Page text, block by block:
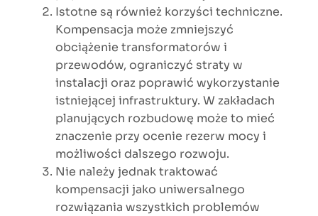
Istotne są również korzyści techniczne.
Kompensacja może zmniejszyć
obciążenie transformatorów i
przewodów, ograniczyć straty w
instalacji oraz poprawić wykorzystanie
istniejącej infrastruktury. W zakładach
planujących rozbudowę może to mieć
znaczenie przy ocenie rezerw mocy i
możliwości dalszego rozwoju.
Nie należy jednak traktować
kompensacji jako uniwersalnego
rozwiązania wszystkich problemów